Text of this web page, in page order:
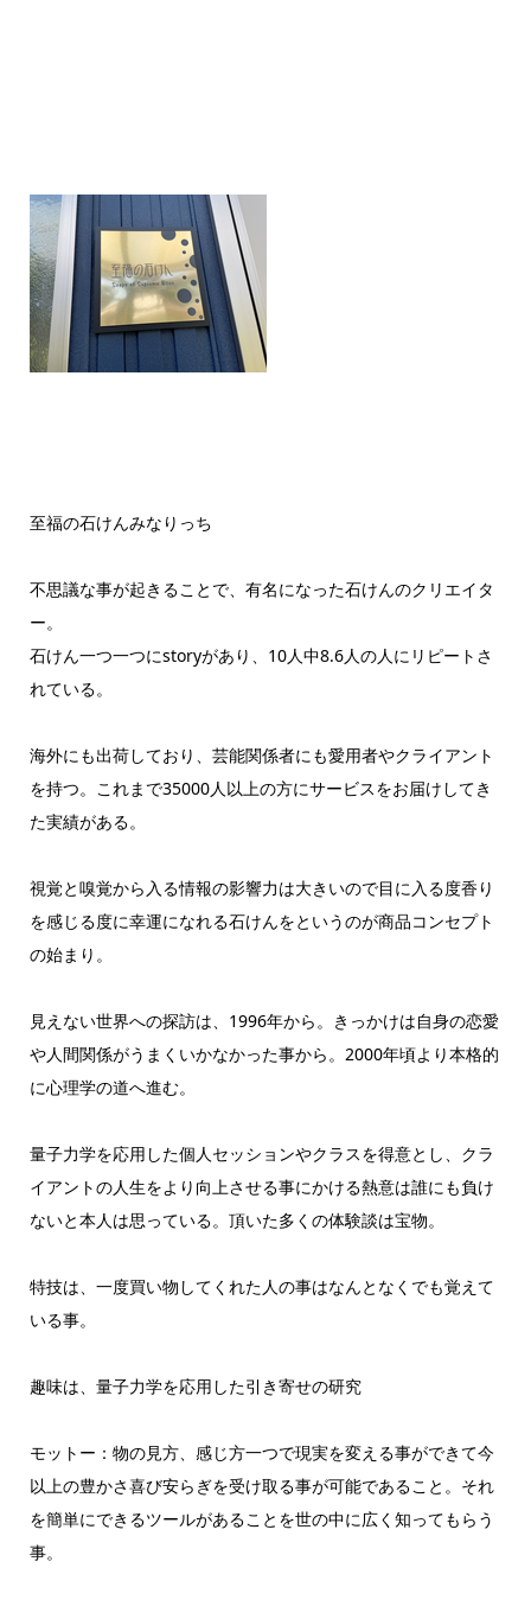
至福の石けんみなりっち
不思議な事が起きることで、有名になった石けんのクリエイタ
ー。
石けん一つ一つにstoryがあり、10人中8.6人の人にリピートさ
れている。
海外にも出荷しており、芸能関係者にも愛用者やクライアント
を持つ。これまで35000人以上の方にサービスをお届けしてき
た実績がある。
視覚と嗅覚から入る情報の影響力は大きいので目に入る度香り
を感じる度に幸運になれる石けんをというのが商品コンセプト
の始まり。
見えない世界への探訪は、1996年から。きっかけは自身の恋愛
や人間関係がうまくいかなかった事から。2000年頃より本格的
に心理学の道へ進む。
量子力学を応用した個人セッションやクラスを得意とし、クラ
イアントの人生をより向上させる事にかける熱意は誰にも負け
ないと本人は思っている。頂いた多くの体験談は宝物。
特技は、一度買い物してくれた人の事はなんとなくでも覚えて
いる事。
趣味は、量子力学を応用した引き寄せの研究
モットー：物の見方、感じ方一つで現実を変える事ができて今
以上の豊かさ喜び安らぎを受け取る事が可能であること。それ
を簡単にできるツールがあることを世の中に広く知ってもらう
事。